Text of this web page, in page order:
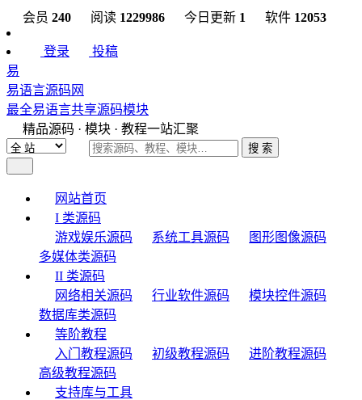
会员 240 阅读 1229986 今日更新 1 软件 12053
登录
投稿
易
易语言源码网
最全易语言共享源码模块
精品源码 · 模块 · 教程一站汇聚
搜 索
网站首页
I 类源码
游戏娱乐源码
系统工具源码
图形图像源码
多媒体类源码
II 类源码
网络相关源码
行业软件源码
模块控件源码
数据库类源码
等阶教程
入门教程源码
初级教程源码
进阶教程源码
高级教程源码
支持库与工具